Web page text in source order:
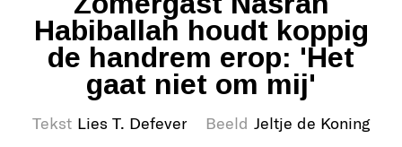
Habiballah houdt koppig
de handrem erop: 'Het
gaat niet om mij'
Tekst Lies T. Defever Beeld Jeltje de Koning